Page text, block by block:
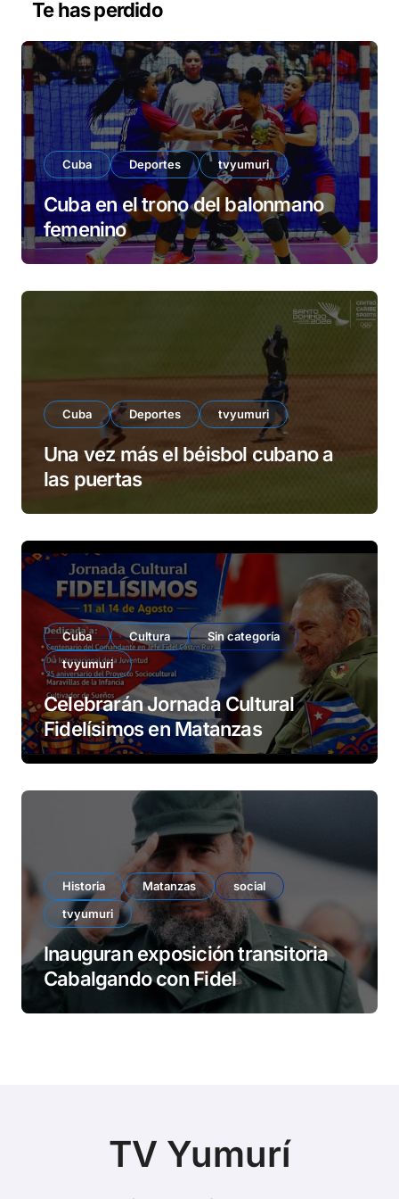
d
e
o
Te has perdido
Cuba Deportes tvyumuri
Cuba en el trono del balonmano
femenino
Cuba Deportes tvyumuri
Una vez más el béisbol cubano a
las puertas
Cuba Cultura
Sin categoría
tvyumuri
Celebrarán Jornada Cultural
Fidelísimos en Matanzas
Historia Matanzas
social
tvyumuri
Inauguran exposición transitoria
Cabalgando con Fidel
TV Yumurí